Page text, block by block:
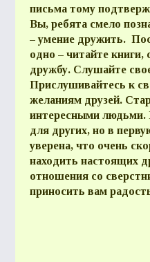
письма тому
Вы, ребята смело
– умение дружить.
одно – читайте
дружбу. Слушайте
Прислушивайтесь к
желаниям друзей.
интересными людьми.
для других, но в
уверена, что очень
находить настоящих
отношения со
приносить вам